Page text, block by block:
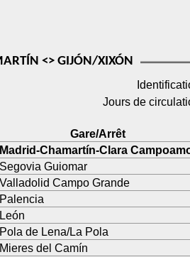
<> GIJÓN/XIXÓN
Jours de
Gare/Arrêt
Madrid-Chamartín-Clara
Segovia Guiomar
Valladolid Campo Grande
Palencia
León
Pola de Lena/La Pola
Mieres del Camín